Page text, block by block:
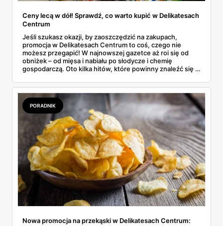
Ceny lecą w dół! Sprawdź, co warto kupić w Delikatesach
Centrum
Jeśli szukasz okazji, by zaoszczędzić na zakupach,
promocja w Delikatesach Centrum to coś, czego nie
możesz przegapić! W najnowszej gazetce aż roi się od
obniżek – od mięsa i nabiału po słodycze i chemię
gospodarczą. Oto kilka hitów, które powinny znaleźć się w
PORADNIK
Nowa promocja na przekąski w Delikatesach Centrum: